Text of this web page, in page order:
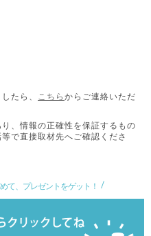
たら、 こちら からご連絡いただ
、情報の正確性を保証するもの
で直接取材先へご確認くださ
て、プレゼントをゲット！